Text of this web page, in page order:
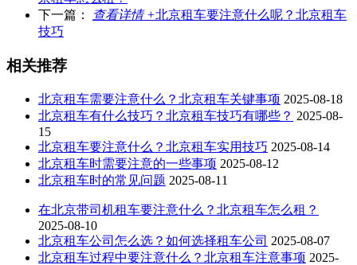
下一篇：
查看详情 +北京租车要注意什么呢？北京租车
技巧
相关推荐
北京租车需要注意什么？北京租车关键事项 2025-08-18
北京租车有什么技巧？北京租车技巧有哪些？ 2025-08-
15
北京租车要注意什么？北京租车实用技巧 2025-08-14
北京租车时需要注意的一些事项 2025-08-12
北京租车时的常见问题 2025-08-11
在北京带司机租车要注意什么？北京租车怎么租？
2025-08-10
北京租车公司怎么选？如何选择租车公司 2025-08-07
北京租车过程中要注意什么？北京租车注意事项 2025-